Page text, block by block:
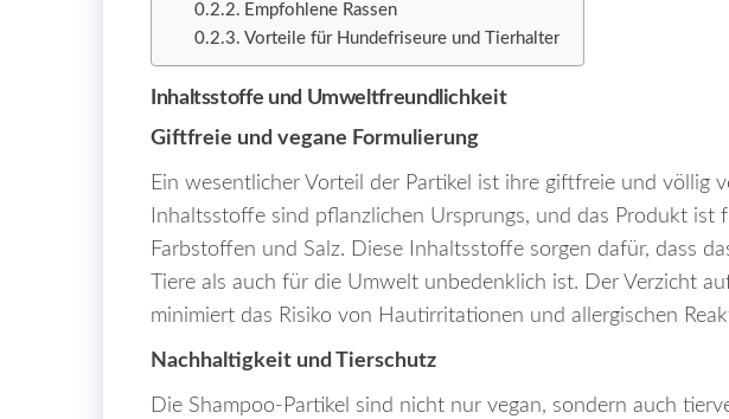
Empfohlene Rassen
Vorteile für Hundefriseure und Tierhalter
Inhaltsstoffe und Umweltfreundlichkeit
Giftfreie und vegane Formulierung
Ein wesentlicher Vorteil der Partikel ist ihre giftfreie und völlig
Inhaltsstoffe sind pflanzlichen Ursprungs, und das Produkt ist
Farbstoffen und Salz. Diese Inhaltsstoffe sorgen dafür, dass
Tiere als auch für die Umwelt unbedenklich ist. Der Verzicht
minimiert das Risiko von Hautirritationen und allergischen
Nachhaltigkeit und Tierschutz
Die Shampoo-Partikel sind nicht nur vegan, sondern auch